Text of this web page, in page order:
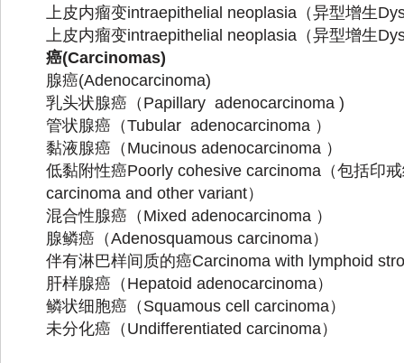
上皮内瘤变intraepithelial neoplasia （异型增生
上皮内瘤变intraepithelial neoplasia （异型增生
癌(Carcinomas)
腺癌(Adenocarcinoma)
乳头状腺癌（ Papillary adenocarcinoma )
管状腺癌（Tubular adenocarcinoma ）
黏液腺癌（ Mucinous adenocarcinoma ）
低黏附性癌Poorly cohesive carcinoma （包括印
carcinoma and other variant）
混合性腺癌（ Mixed adenocarcinoma ）
腺鳞癌（Adenosquamous carcinoma）
伴有淋巴样间质的癌Carcinoma with lymphoid
肝样腺癌（ Hepatoid adenocarcinoma）
鳞状细胞癌（ Squamous cell carcinoma）
未分化癌（ Undifferentiated carcinoma）